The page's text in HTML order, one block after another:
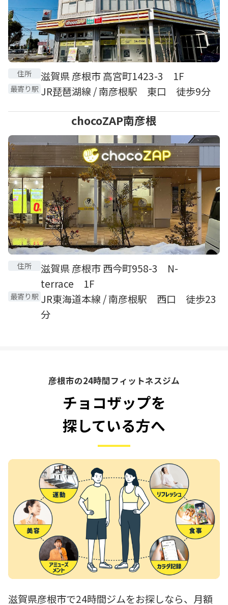
住所 滋賀県 彦根市 高宮町1423-3 1F
最寄り駅 JR琵琶湖線 / 南彦根駅 東口 徒歩9分
chocoZAP南彦根
住所
滋賀県 彦根市 西今町958-3 N-
terrace 1F
最寄り駅 JR東海道本線 / 南彦根駅 西口 徒歩23
分
彦根市の24時間フィットネスジム
チョコザップを
探している方へ
滋賀県彦根市で24時間ジムをお探しなら、月額